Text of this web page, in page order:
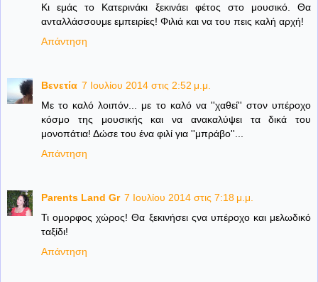
Κι εμάς το Κατερινάκι ξεκινάει φέτος στο μουσικό. Θα
ανταλλάσσουμε εμπειρίες! Φιλιά και να του πεις καλή αρχή!
Απάντηση
Βενετία 7 Ιουλίου 2014 στις 2:52 μ.μ.
Με το καλό λοιπόν... με το καλό να ''χαθεί'' στον υπέροχο
κόσμο της μουσικής και να ανακαλύψει τα δικά του
μονοπάτια! Δώσε του ένα φιλί για ''μπράβο''...
Απάντηση
Parents Land Gr 7 Ιουλίου 2014 στις 7:18 μ.μ.
Τι ομορφος χώρος! Θα ξεκινήσει ςνα υπέροχο και μελωδικό
ταξίδι!
Απάντηση